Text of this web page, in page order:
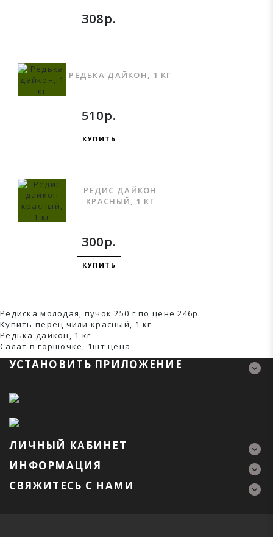
308р.
РЕДЬКА ДАЙКОН, 1 КГ
510р.
КУПИТЬ
РЕДИС ДАЙКОН
КРАСНЫЙ, 1 КГ
300р.
КУПИТЬ
Редиска молодая, пучок 250 г по цене 246р.
Купить перец чили красный, 1 кг
Редька дайкон, 1 кг
Салат в горшочке, 1шт ценa
УСТАНОВИТЬ ПРИЛОЖЕНИЕ
ЛИЧНЫЙ КАБИНЕТ
ИНФОРМАЦИЯ
СВЯЖИТЕСЬ С НАМИ